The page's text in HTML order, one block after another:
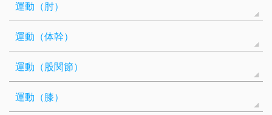
運動（肘）
運動（体幹）
運動（股関節）
運動（膝）